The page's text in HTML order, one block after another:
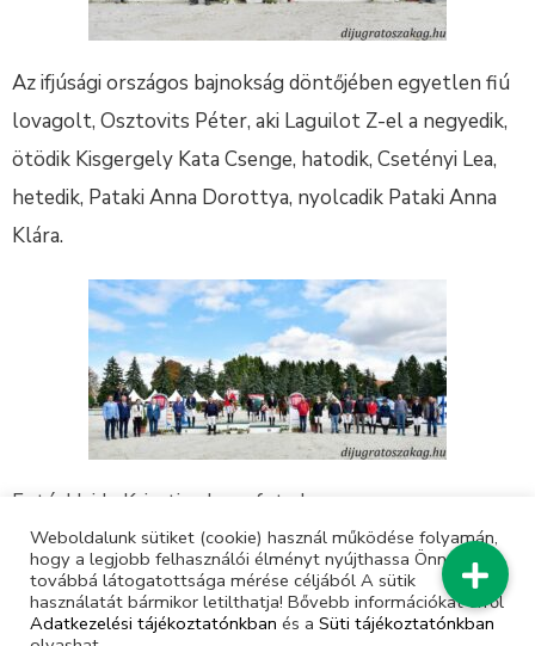
Az ifjúsági országos bajnokság döntőjében egyetlen fiú
lovagolt, Osztovits Péter, aki Laguilot Z-el a negyedik,
ötödik Kisgergely Kata Csenge, hatodik, Csetényi Lea,
hetedik, Pataki Anna Dorottya, nyolcadik Pataki Anna
Klára.
Fotó: Hajdu Krisztina lovasfoto.hu
Weboldalunk sütiket (cookie) használ működése folyamán,
hogy a legjobb felhasználói élményt nyújthassa Önnek,
továbbá látogatottsága mérése céljából A sütik
használatát bármikor letilthatja! Bővebb információkat erről
Adatkezelési tájékoztatónkban és a Süti tájékoztatónkban